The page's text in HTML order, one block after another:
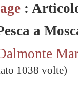
:
a
1038 volte)